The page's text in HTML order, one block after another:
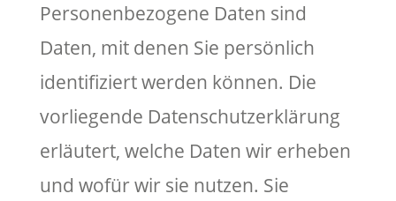
Personenbezogene Daten sind
Daten, mit denen Sie persönlich
identifiziert werden können. Die
vorliegende Datenschutzerklärung
erläutert, welche Daten wir erheben
und wofür wir sie nutzen. Sie